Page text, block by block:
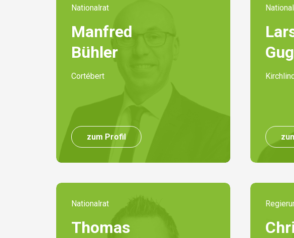
Nationalrat
Manfred
Bühler
Cortébert
zum Profil
Nationalrat
Thomas